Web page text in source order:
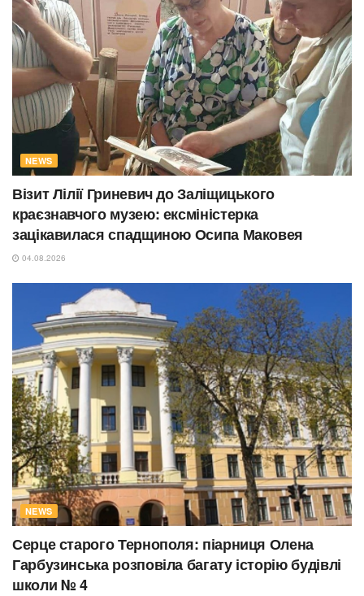
NEWS
Візит Лілії Гриневич до Заліщицького
краєзнавчого музею: ексміністерка
зацікавилася спадщиною Осипа Маковея
04.08.2026
NEWS
Серце старого Тернополя: піарниця Олена
Гарбузинська розповіла багату історію будівлі
школи № 4